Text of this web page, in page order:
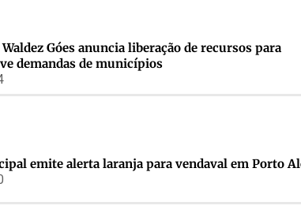
Waldez Góes anuncia liberação de recursos para
demandas de municípios
emite alerta laranja para vendaval em Porto